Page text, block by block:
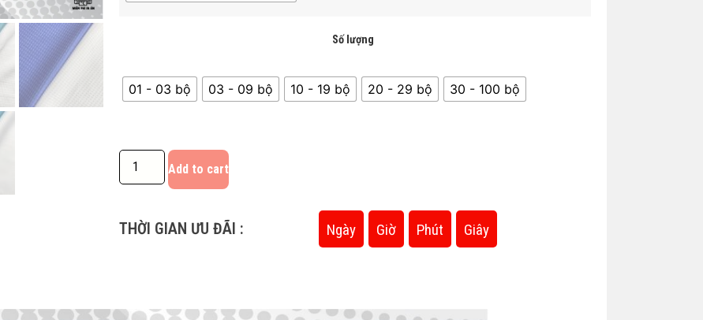
Số lượng
01 - 03 bộ 03 - 09 bộ 10 - 19 bộ 20 - 29 bộ 30 - 100 bộ
Add to cart
THỜI GIAN ƯU ĐÃI : Ngày Giờ Phút Giây